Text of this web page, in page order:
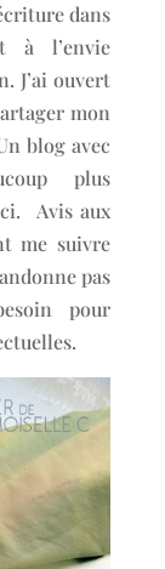
dans
à l’envie
J’ai ouvert
mon
blog avec
plus
Avis aux
me suivre
pas
pour